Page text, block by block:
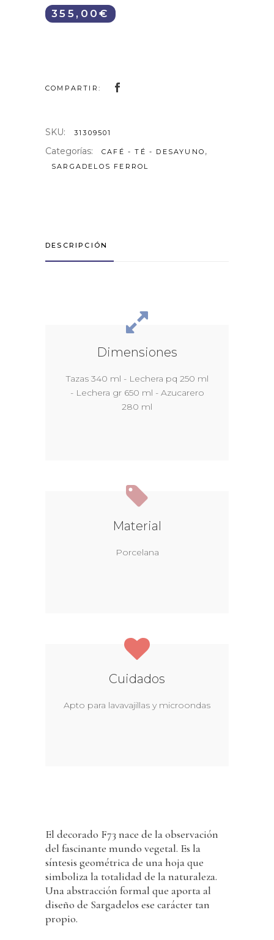
355,00€
COMPARTIR:
SKU: 31309501
Categorías: CAFÉ - TÉ - DESAYUNO ,
SARGADELOS FERROL
DESCRIPCIÓN
Dimensiones
Tazas 340 ml - Lechera pq 250 ml
- Lechera gr 650 ml - Azucarero
280 ml
Material
Porcelana
Cuidados
Apto para lavavajillas y microondas
El decorado F73 nace de la observación
del fascinante mundo vegetal. Es la
síntesis geométrica de una hoja que
simboliza la totalidad de la naturaleza.
Una abstracción formal que aporta al
diseño de Sargadelos ese carácter tan
propio.